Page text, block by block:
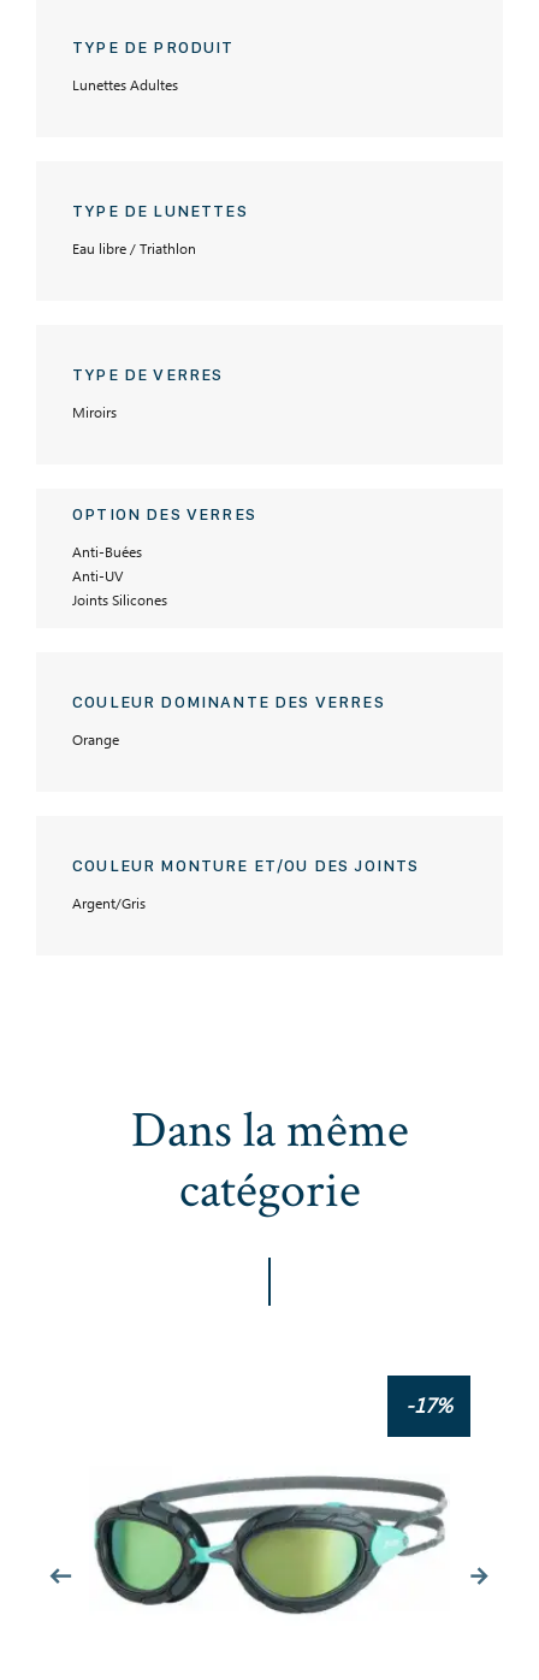
TYPE DE PRODUIT
Lunettes Adultes
TYPE DE LUNETTES
Eau libre / Triathlon
TYPE DE VERRES
Miroirs
OPTION DES VERRES
Anti-Buées
Anti-UV
Joints Silicones
COULEUR DOMINANTE DES VERRES
Orange
COULEUR MONTURE ET/OU DES JOINTS
Argent/Gris
Dans la même
catégorie
-17%